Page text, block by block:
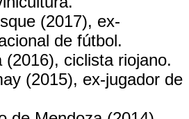
(2017), ex-
de fútbol.
(2016), ciclista riojano.
(2015), ex-jugador de